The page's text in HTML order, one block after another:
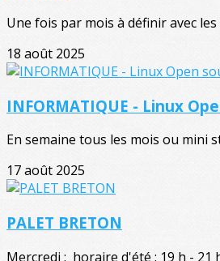
Une fois par mois à définir avec
18 août 2025
INFORMATIQUE - Linux
En semaine tous les mois ou mini
17 août 2025
PALET BRETON
Mercredi : horaire d'été : 19 h - 21